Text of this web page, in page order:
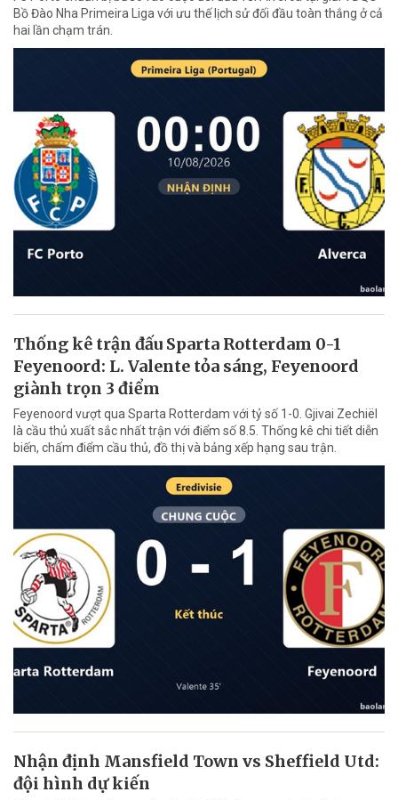
Bồ Đào Nha Primeira Liga với ưu thế lịch sử đối đầu toàn thắng ở cả
hai lần chạm trán.
Thống kê trận đấu Sparta Rotterdam 0-1
Feyenoord: L. Valente tỏa sáng, Feyenoord
giành trọn 3 điểm
Feyenoord vượt qua Sparta Rotterdam với tỷ số 1-0. Gjivai Zechiël
là cầu thủ xuất sắc nhất trận với điểm số 8.5. Thống kê chi tiết diễn
biến, chấm điểm cầu thủ, đồ thị và bảng xếp hạng sau trận.
Nhận định Mansfield Town vs Sheffield Utd:
đội hình dự kiến